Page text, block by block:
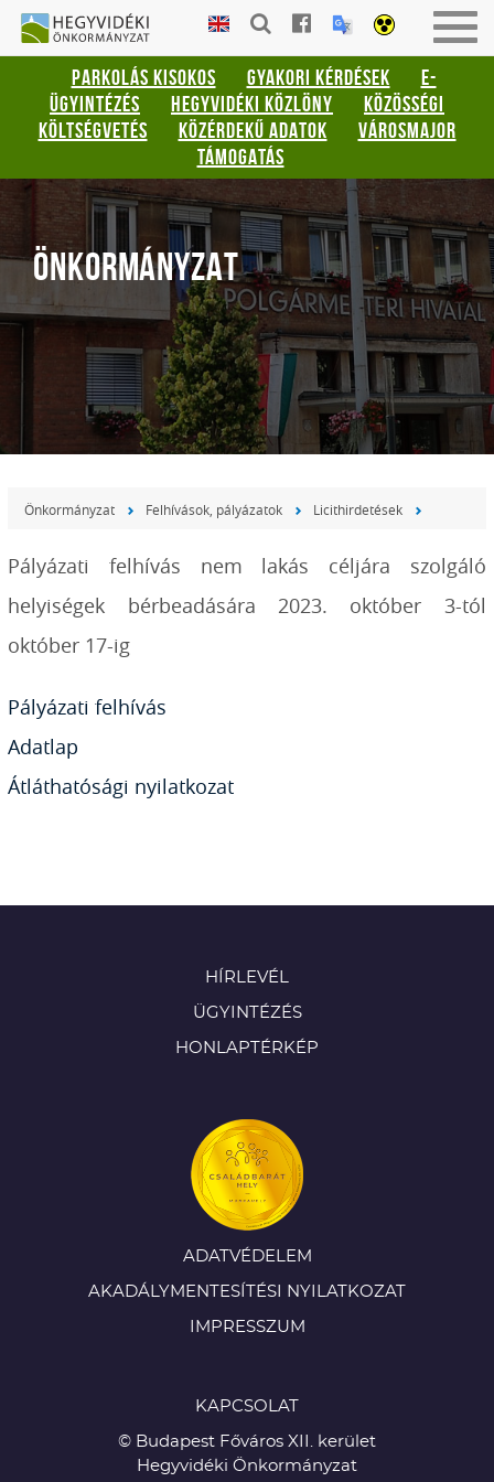
Gyorsbillentyűk
listája
Keresés:
"S"
Bejelentkezés:
HEGYVIDÉKI
ÖNKORMÁNYZAT
PARKOLÁS KISOKOS GYAKORI KÉRDÉSEK
E-
ÜGYINTÉZÉS
HEGYVIDÉKI KÖZLÖNY
KÖZÖSSÉGI
KÖLTSÉGVETÉS
KÖZÉRDEKŰ ADATOK
VÁROSMAJOR
TÁMOGATÁS
ÖNKORMÁNYZAT
Önkormányzat Felhívások, pályázatok Licithirdetések
Pályázati felhívás nem lakás céljára szolgáló
helyiségek bérbeadására 2023. október 3-tól
október 17-ig
Pályázati felhívás
Adatlap
Átláthatósági nyilatkozat
HÍRLEVÉL
ÜGYINTÉZÉS
HONLAPTÉRKÉP
ADATVÉDELEM
AKADÁLYMENTESÍTÉSI NYILATKOZAT
IMPRESSZUM
KAPCSOLAT
© Budapest Főváros XII. kerület
Hegyvidéki Önkormányzat